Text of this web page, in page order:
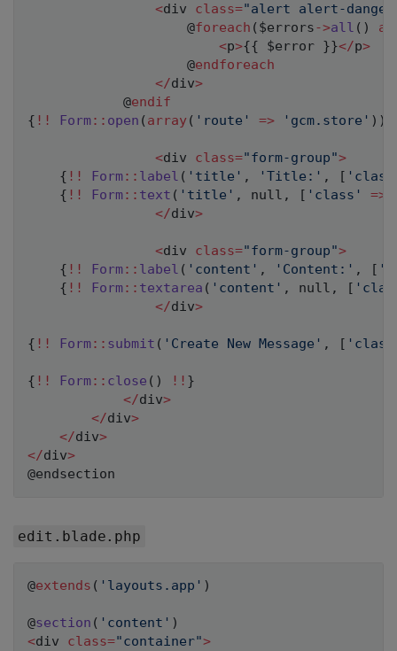
<div class="alert alert-
			        @
foreach ( $errors->all ( )
as
<p>{{ $error }}</p>
			        @
endforeach
</div>
			@
endif
{ ! ! Form:: open ( array ( 'route' => 'gcm.store' ) )
<div class="form-group">
{ ! ! Form:: label ( 'title' , 'Title:' , [
{ ! ! Form:: text ( 'title' , null , [ 'class' =>
</div>
<div class="form-group">
{ ! ! Form:: label ( 'content' , 'Content:' , [
{ ! ! Form:: textarea ( 'content' , null , [
</div>
{ ! ! Form:: submit ( 'Create New Message' , [
{ ! ! Form:: close ( ) ! ! }
</div>
</div>
</div>
</div>
edit.blade.php
@extends ( 'layouts.app' )
@section ( 'content' )
<div class="container">